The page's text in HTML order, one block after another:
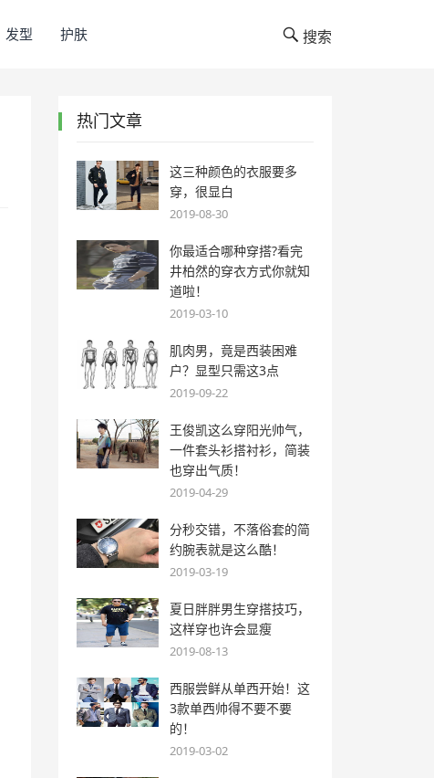
发型 护肤 搜索
热门文章
这三种颜色的衣服要多
穿，很显白
2019-08-30
你最适合哪种穿搭?看完
井柏然的穿衣方式你就知
道啦！
2019-03-10
肌肉男，竟是西装困难
户？显型只需这3点
2019-09-22
王俊凯这么穿阳光帅气，
一件套头衫搭衬衫，简装
也穿出气质！
2019-04-29
分秒交错，不落俗套的简
约腕表就是这么酷！
2019-03-19
夏日胖胖男生穿搭技巧，
这样穿也许会显瘦
2019-08-13
西服尝鲜从单西开始！这
3款单西帅得不要不要
的！
2019-03-02